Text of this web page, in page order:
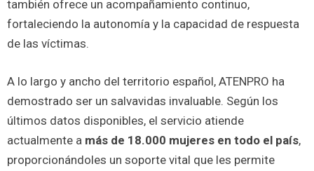
también ofrece un acompañamiento continuo,
fortaleciendo la autonomía y la capacidad de respuesta
de las víctimas.
A lo largo y ancho del territorio español, ATENPRO ha
demostrado ser un salvavidas invaluable. Según los
últimos datos disponibles, el servicio atiende
actualmente a más de 18.000 mujeres en todo el país,
proporcionándoles un soporte vital que les permite